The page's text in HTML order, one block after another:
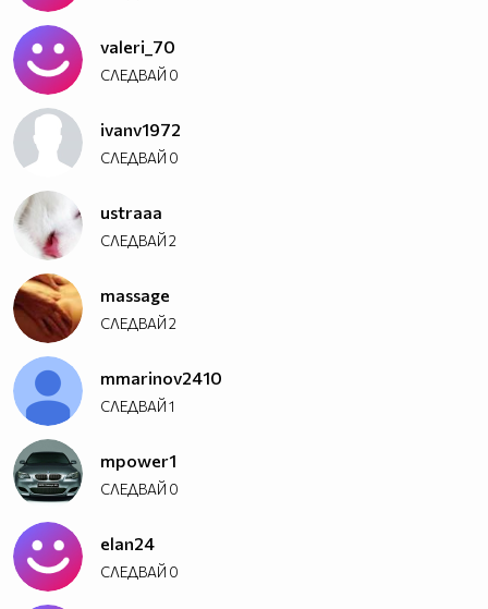
valeri_70
СЛЕДВАЙ 0
ivanv1972
СЛЕДВАЙ 0
ustraaa
СЛЕДВАЙ2
massage
СЛЕДВАЙ2
mmarinov2410
СЛЕДВАЙ1
mpower1
СЛЕДВАЙ 0
elan24
СЛЕДВАЙ 0